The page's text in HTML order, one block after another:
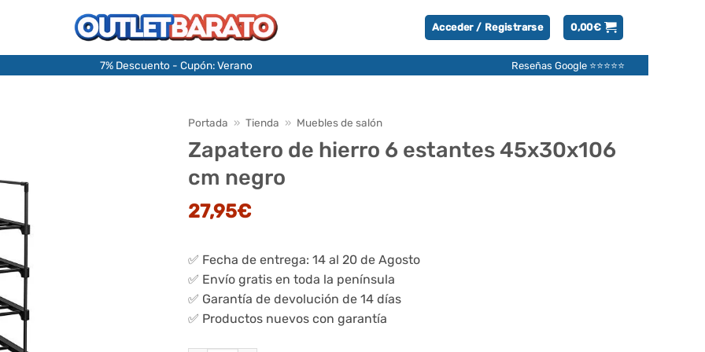
Acceder / Registrarse 0,00€
7% Descuento - Cupón: Verano Reseñas Google ⭐⭐⭐⭐⭐
Portada » Tienda » Muebles de salón
Zapatero de hierro 6 estantes 45x30x106
cm negro
27,95€
✅ Fecha de entrega: 14 al 20 de Agosto
✅ Envío gratis en toda la península
✅ Garantía de devolución de 14 días
✅ Productos nuevos con garantía